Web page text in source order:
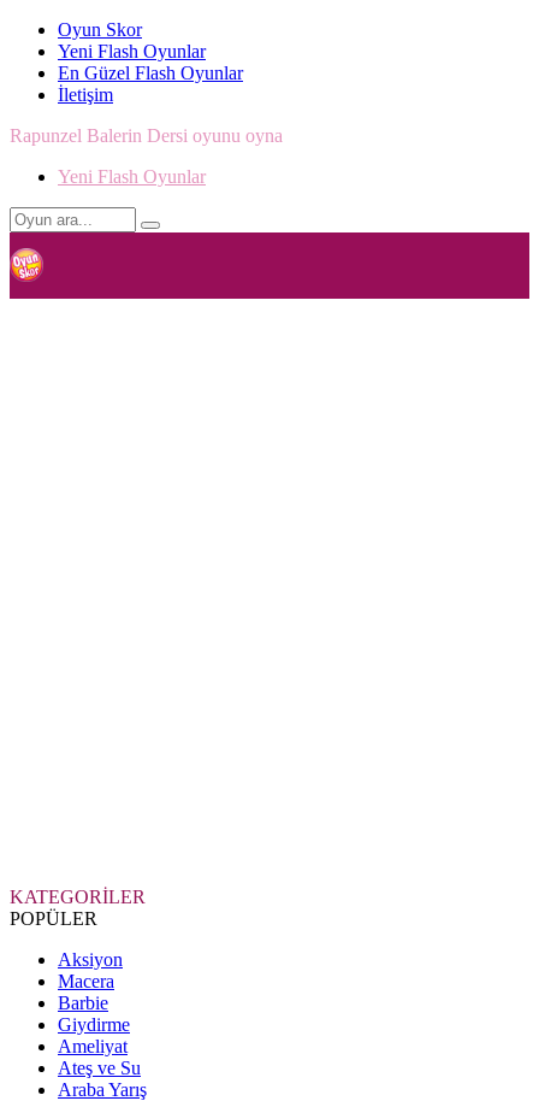
Oyun Skor
Yeni Flash Oyunlar
En Güzel Flash Oyunlar
İletişim
Rapunzel Balerin Dersi oyunu oyna
Yeni Flash Oyunlar
KATEGORİLER
POPÜLER
Aksiyon
Macera
Barbie
Giydirme
Ameliyat
Ateş ve Su
Araba Yarış